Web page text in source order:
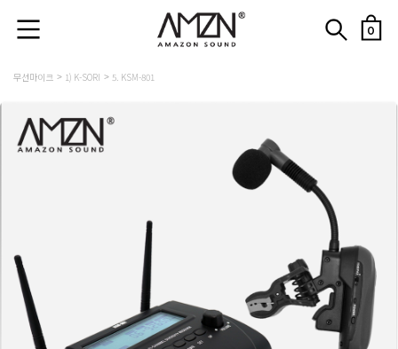
0
무선마이크 1) K-SORI 5. KSM-801